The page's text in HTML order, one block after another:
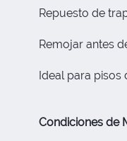
Repuesto de
Remojar antes
Ideal para pisos
Condiciones de